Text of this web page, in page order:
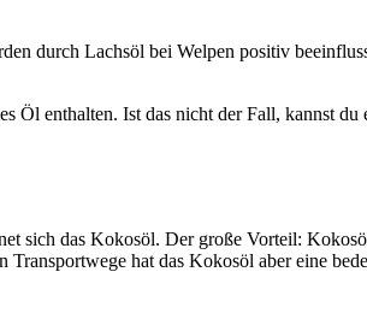
durch Lachsöl bei Welpen positiv
Öl enthalten. Ist das nicht der Fall, kannst
sich das Kokosöl. Der große Vorteil:
hat das Kokosöl aber eine